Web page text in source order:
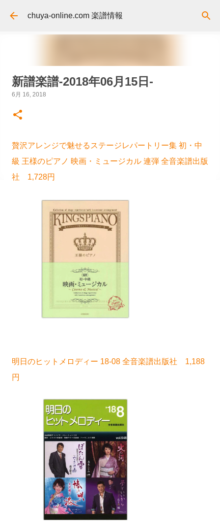
スキップしてメイン コンテンツに移動
chuya-online.com 楽譜情報
新譜楽譜-2018年06月15日-
6月 16, 2018
贅沢アレンジで魅せるステージレパートリー集 初・中
級 王様のピアノ 映画・ミュージカル 連弾 全音楽譜出版
社 1,728円
明日のヒットメロディー 18-08 全音楽譜出版社 1,188
円